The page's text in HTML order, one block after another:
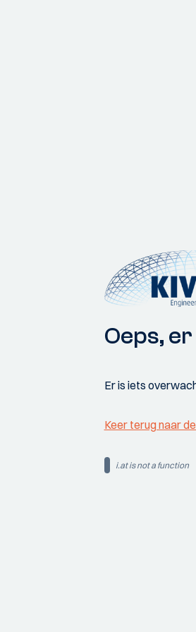
Oeps,
Er is iets
Keer terug naar
i.at is not a function